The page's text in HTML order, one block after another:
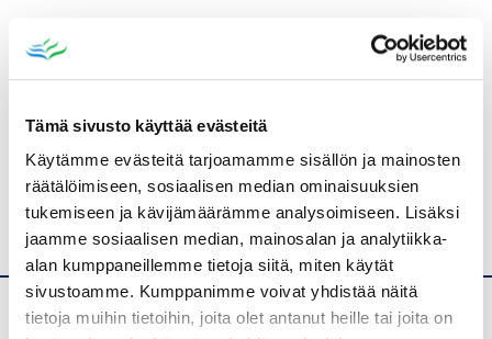
Tämä sivusto käyttää evästeitä
Käytämme evästeitä tarjoamamme sisällön ja mainosten
räätälöimiseen, sosiaalisen median ominaisuuksien
tukemiseen ja kävijämäärämme analysoimiseen. Lisäksi
jaamme sosiaalisen median, mainosalan ja analytiikka-
alan kumppaneillemme tietoja siitä, miten käytät
sivustoamme. Kumppanimme voivat yhdistää näitä
tietoja muihin tietoihin, joita olet antanut heille tai joita on
Löytyikö
Jaa